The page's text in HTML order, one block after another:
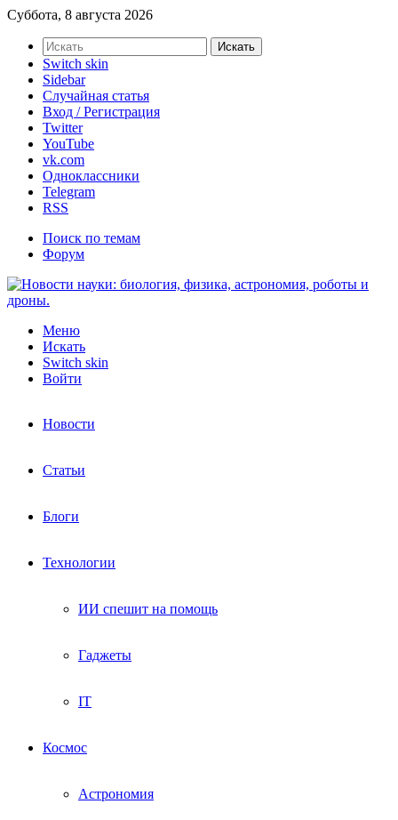
Суббота, 8 августа 2026
Искать
Switch skin
Sidebar
Случайная статья
Вход / Регистрация
Twitter
YouTube
vk.com
Одноклассники
Telegram
RSS
Поиск по темам
Форум
Меню
Искать
Switch skin
Войти
Новости
Статьи
Блоги
Технологии
ИИ спешит на помощь
Гаджеты
IT
Космос
Астрономия